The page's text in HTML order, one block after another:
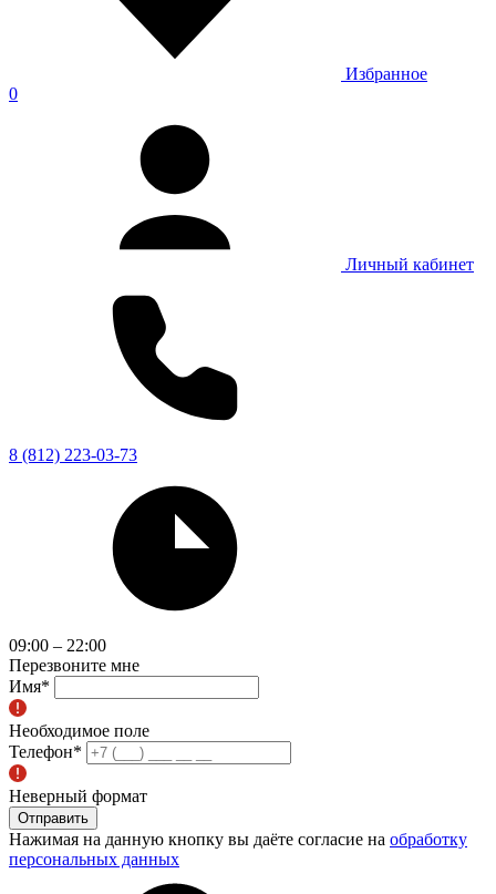
Избранное
0
Личный кабинет
8 (812) 223-03-73
09:00 – 22:00
Перезвоните мне
Имя*
Необходимое поле
Телефон*
Неверный формат
Отправить
Нажимая на данную кнопку вы даёте согласие на обработку
персональных данных